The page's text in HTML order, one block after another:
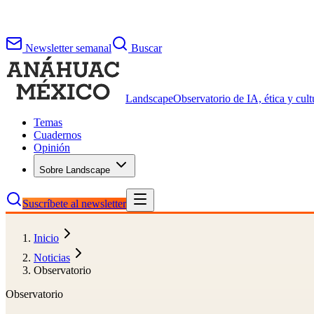
Newsletter semanal Buscar
LandscapeObservatorio de IA, ética y
Temas
Cuadernos
Opinión
Sobre Landscape
Suscríbete al newsletter
Inicio
Noticias
Observatorio
Observatorio